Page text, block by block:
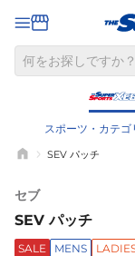
スポーツ・カテゴ
SEV パッチ
セブ
SEV パッチ
SALE MENS